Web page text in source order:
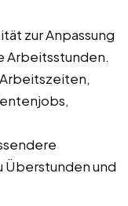
zur Anpassung
Arbeitsstunden.
und